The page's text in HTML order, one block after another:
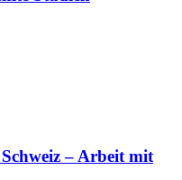
– Arbeit mit